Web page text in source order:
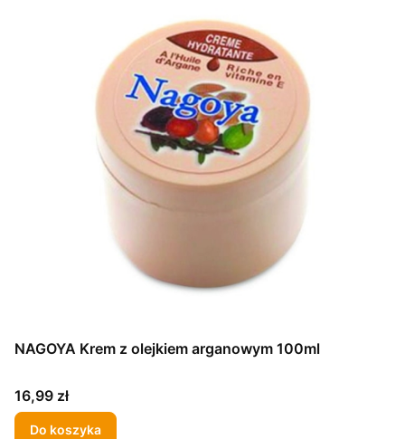
NAGOYA Krem z olejkiem arganowym 100ml
Cena
16,99 zł
Do koszyka